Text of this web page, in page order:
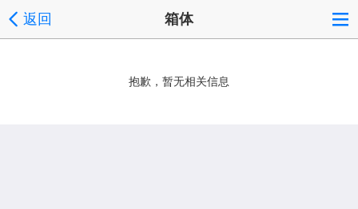
返回 箱体
抱歉，暂无相关信息